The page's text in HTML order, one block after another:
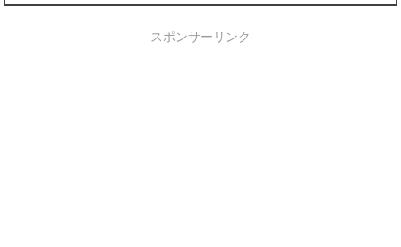
スポンサーリンク